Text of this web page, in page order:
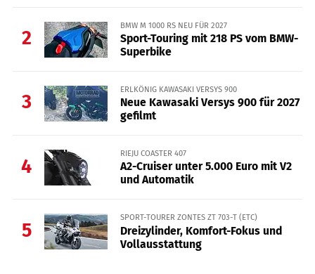
2
BMW M 1000 RS NEU FÜR 2027
Sport-Touring mit 218 PS vom BMW-
Superbike
3
ERLKÖNIG KAWASAKI VERSYS 900
Neue Kawasaki Versys 900 für 2027
gefilmt
4
RIEJU COASTER 407
A2-Cruiser unter 5.000 Euro mit V2
und Automatik
5
SPORT-TOURER ZONTES ZT 703-T (ETC)
Dreizylinder, Komfort-Fokus und
Vollausstattung